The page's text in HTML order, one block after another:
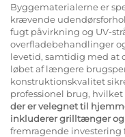
Byggematerialerne er
krævende
fugt påvirkning og UV-
overfladebehandlinger
levetid, samtidig med at
løbet af længere
konstruktionskvalitet
professionel brug,
der er velegnet til
inkluderer grilltænger
fremragende investering